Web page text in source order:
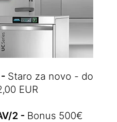
Staro za novo - do
EUR
2 - Bonus 500€